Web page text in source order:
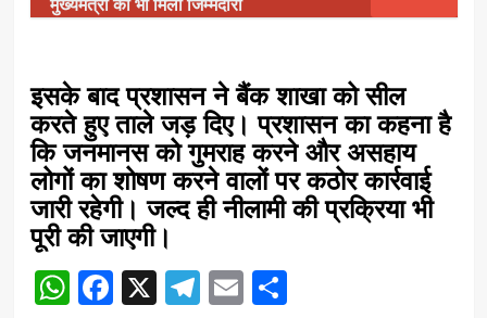
मुख्यमंत्री को भी मिली जिम्मेदारी
इसके बाद प्रशासन ने बैंक शाखा को सील
करते हुए ताले जड़ दिए। प्रशासन का कहना है
कि जनमानस को गुमराह करने और असहाय
लोगों का शोषण करने वालों पर कठोर कार्रवाई
जारी रहेगी। जल्द ही नीलामी की प्रक्रिया भी
पूरी की जाएगी।
WhatsApp
Facebook
X Telegram
EmailShare